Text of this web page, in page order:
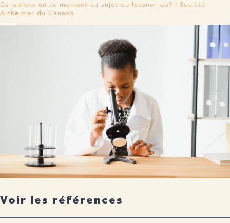
Canadiens en ce moment au sujet du lecanemab? | Société
Alzheimer du Canada
Voir les références